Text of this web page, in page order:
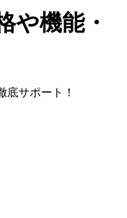
や機能・
底サポート！